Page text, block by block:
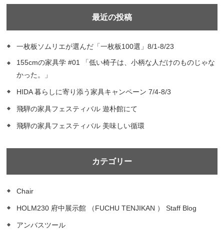
にて開催されます。 招待ハガキをお持ちの
方には 来場のプレゼントで「ギャベ柄のプ
レイスマット」をプレゼント！ ※ハガキ1枚
につきマット1枚...
最近の投稿
一枚板ソムリエが選んだ「一枚板100選」8/1-8/23
155cmの家具学 #01 「低い椅子は、小柄な人だけのものじゃな
かった。」
HIDA 暮らしに寄り添う家具キャンペーン 7/4-8/3
飛騨の家具フェスティバル 遊朴館にて
飛騨の家具フェスティバル 美味しい循環
カテゴリー
Chair
HOLM230 府中展示館 （FUCHU TENJIKAN ） Staff Blog
アンバスツール